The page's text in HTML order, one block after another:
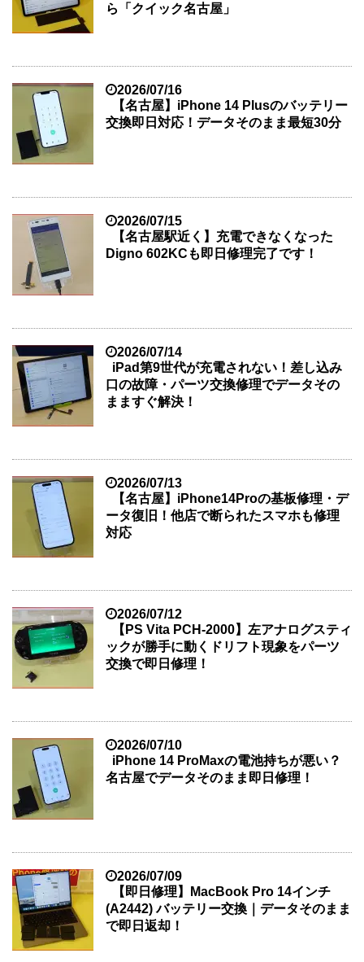
ら「クイック名古屋」
2026/07/16
【名古屋】iPhone 14 Plusのバッテリー
交換即日対応！データそのまま最短30分
2026/07/15
【名古屋駅近く】充電できなくなった
Digno 602KCも即日修理完了です！
2026/07/14
iPad第9世代が充電されない！差し込み
口の故障・パーツ交換修理でデータその
まますぐ解決！
2026/07/13
【名古屋】iPhone14Proの基板修理・デ
ータ復旧！他店で断られたスマホも修理
対応
2026/07/12
【PS Vita PCH-2000】左アナログスティ
ックが勝手に動くドリフト現象をパーツ
交換で即日修理！
2026/07/10
iPhone 14 ProMaxの電池持ちが悪い？
名古屋でデータそのまま即日修理！
2026/07/09
【即日修理】MacBook Pro 14インチ
(A2442) バッテリー交換｜データそのまま
で即日返却！